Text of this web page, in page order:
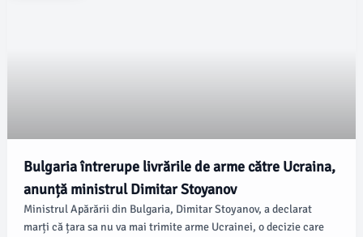
Bulgaria întrerupe livrările de arme către Ucraina,
anunță ministrul Dimitar Stoyanov
Ministrul Apărării din Bulgaria, Dimitar Stoyanov, a declarat
marți că țara sa nu va mai trimite arme Ucrainei, o decizie care